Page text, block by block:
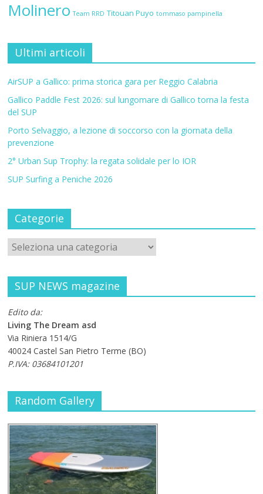
Molinero Team RRD Titouan Puyo tommaso pampinella
Ultimi articoli
AirSUP a Gallico: prima storica gara per Reggio Calabria
Gallico Paddle Fest 2026: sul lungomare di Gallico torna la festa
del SUP
Porto Selvaggio, a lezione di soccorso con la giornata della
prevenzione
2° Urban Sup Trophy: la regata solidale per lo IOR
SUP Surfing a Peniche 2026
Categorie
SUP NEWS magazine
Edito da:
Living The Dream asd
Via Riniera 1514/G
40024 Castel San Pietro Terme (BO)
P.IVA: 03684101201
Random Gallery